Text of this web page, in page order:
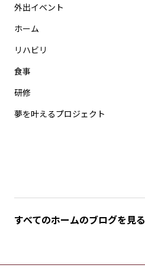
外出イベント
ホーム
リハビリ
食事
研修
夢を叶えるプロジェクト
すべてのホームのブログを見る